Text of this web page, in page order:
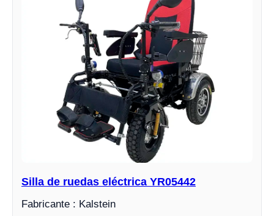
Silla de ruedas eléctrica YR05442
Fabricante : Kalstein